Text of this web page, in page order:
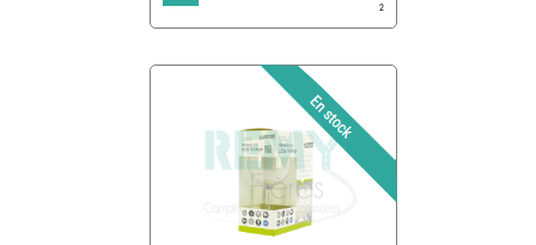
2